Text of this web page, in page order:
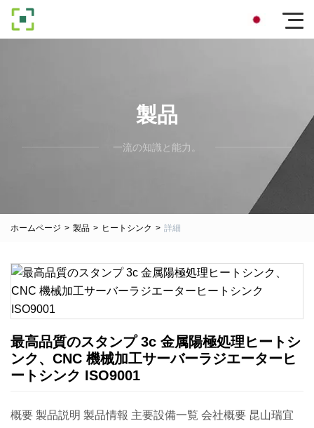
製品
一流の知識と能力。
ホームページ > 製品 > ヒートシンク > 詳細
最高品質のスタンプ 3c 金属陽極処理ヒートシ
ンク、CNC 機械加工サーバーラジエーターヒ
ートシンク ISO9001
概要 製品説明 製品情報 主要設備一覧 会社概要 昆山瑞宜